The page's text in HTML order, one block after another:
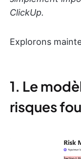
ClickUp.
Explorons
1. Le
risques